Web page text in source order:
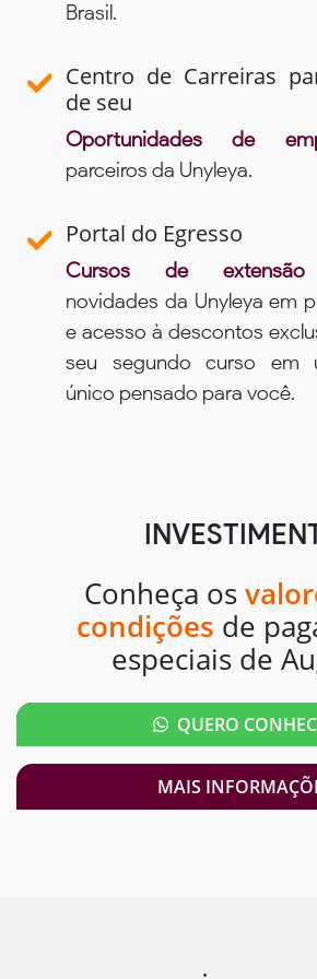
Brasil.
Centro de Carreiras
de seu
Oportunidades de
parceiros da Unyleya.
Portal do Egresso
Cursos de extensão
novidades da Unyleya em
e acesso à descontos
seu segundo curso em
único pensado para você.
Conheça os
condições de
especiais de
QUERO
MAIS